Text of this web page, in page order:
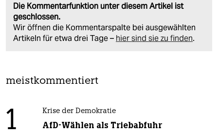
Die Kommentarfunktion unter diesem Artikel ist
geschlossen.
Wir öffnen die Kommentarspalte bei ausgewählten
Artikeln für etwa drei Tage – hier sind sie zu finden.
meistkommentiert
1 Krise der Demokratie
AfD-Wählen als Triebabfuhr